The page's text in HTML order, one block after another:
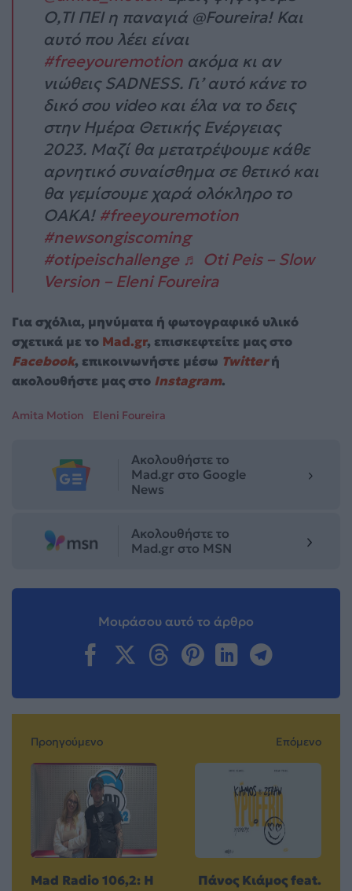
Ο,ΤΙ ΠΕΙ η παναγιά @Foureira! Και
αυτό που λέει είναι
#freeyouremotion ακόμα κι αν
νιώθεις SADNESS. Γι’ αυτό κάνε το
δικό σου video και έλα να το δεις
στην Ημέρα Θετικής Ενέργειας
2023. Μαζί θα μετατρέψουμε κάθε
αρνητικό συναίσθημα σε θετικό και
θα γεμίσουμε χαρά ολόκληρο το
ΟΑΚΑ! #freeyouremotion
#newsongiscoming
#otipeischallenge ♬ Oti Peis – Slow
Version – Eleni Foureira
Για σχόλια, μηνύματα ή φωτογραφικό υλικό
σχετικά με το Mad.gr, επισκεφτείτε μας στο
Facebook, επικοινωνήστε μέσω Twitterή
ακολουθήστε μας στο Instagram.
Amita Motion Eleni Foureira
Ακολουθήστε το
Mad.gr στο Google
News
Ακολουθήστε το
Mad.gr στο MSN
Μοιράσου αυτό το άρθρο
Προηγούμενο
Mad Radio 106,2: Η
Επόμενο
Πάνος Κιάμος feat.